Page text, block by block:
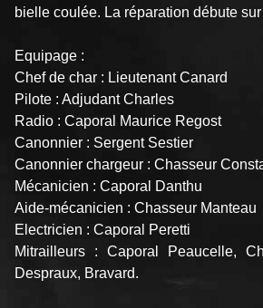
bielle coulée. La réparation débute
Equipage :
Chef de char : Lieutenant Canard
Pilote : Adjudant Charles
Radio : Caporal Maurice Regost
Canonnier : Sergent Sestier
Canonnier chargeur : Chasseur
Mécanicien : Caporal Danthu
Aide-mécanicien : Chasseur Manteau
Electricien : Caporal Peretti
Mitrailleurs : Caporal Peaucelle,
Despraux, Bravard.